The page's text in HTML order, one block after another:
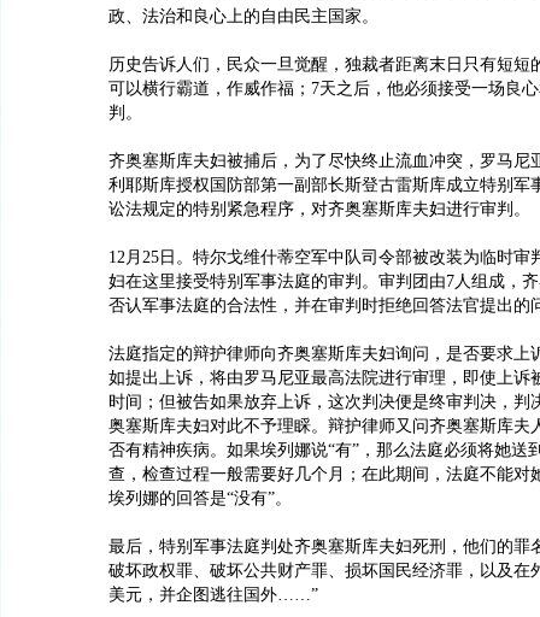
政、法治和良心上的自由民主国家。
历史告诉人们，民众一旦觉醒，独裁者距离末日只有短短
可以横行霸道，作威作福；7天之后，他必须接受一场良
判。
齐奥塞斯库夫妇被捕后，为了尽快终止流血冲突，罗马尼
利耶斯库授权国防部第一副部长斯登古雷斯库成立特别军
讼法规定的特别紧急程序，对齐奥塞斯库夫妇进行审判。
12月25日。特尔戈维什蒂空军中队司令部被改装为临时审
妇在这里接受特别军事法庭的审判。审判团由7人组成，
否认军事法庭的合法性，并在审判时拒绝回答法官提出的
法庭指定的辩护律师向齐奥塞斯库夫妇询问，是否要求上
如提出上诉，将由罗马尼亚最高法院进行审理，即使上诉
时间；但被告如果放弃上诉，这次判决便是终审判决，判
奥塞斯库夫妇对此不予理睬。辩护律师又问齐奥塞斯库夫
否有精神疾病。如果埃列娜说“有”，那么法庭必须将她送
查，检查过程一般需要好几个月；在此期间，法庭不能对
埃列娜的回答是“没有”。
最后，特别军事法庭判处齐奥塞斯库夫妇死刑，他们的罪
破坏政权罪、破坏公共财产罪、损坏国民经济罪，以及在
美元，并企图逃往国外……”